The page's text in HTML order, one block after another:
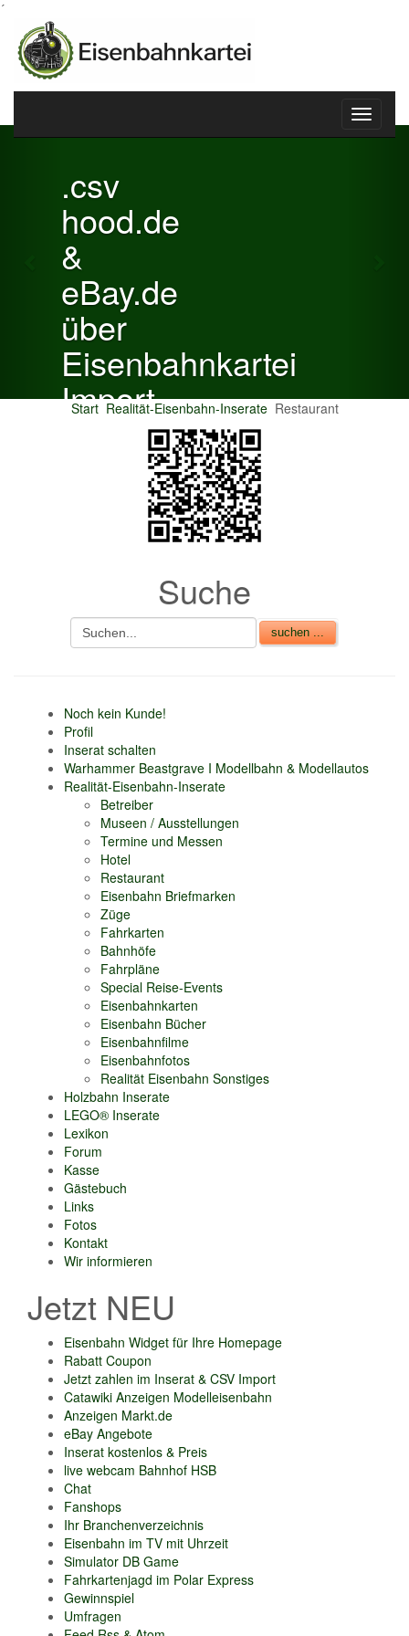
´
Toggle
.csv
hood.de
&
eBay.de
über
Eisenbahnkartei
Import
Verkaufsbetrag an
Gebühren je Inserat
CSV Import
Previous
Start Realität-Eisenbahn-Inserate Restaurant
Suche
Noch kein Kunde!
Profil
Inserat schalten
Warhammer Beastgrave I Modellbahn & Modellautos
Realität-Eisenbahn-Inserate
Betreiber
Museen / Ausstellungen
Termine und Messen
Hotel
Restaurant
Eisenbahn Briefmarken
Züge
Fahrkarten
Bahnhöfe
Fahrpläne
Special Reise-Events
Eisenbahnkarten
Eisenbahn Bücher
Eisenbahnfilme
Eisenbahnfotos
Realität Eisenbahn Sonstiges
Holzbahn Inserate
LEGO® Inserate
Lexikon
Forum
Kasse
Gästebuch
Links
Fotos
Kontakt
Wir informieren
Jetzt NEU
Eisenbahn Widget für Ihre Homepage
Rabatt Coupon
Jetzt zahlen im Inserat & CSV Import
Catawiki Anzeigen Modelleisenbahn
Anzeigen Markt.de
eBay Angebote
Inserat kostenlos & Preis
live webcam Bahnhof HSB
Chat
Fanshops
Ihr Branchenverzeichnis
Eisenbahn im TV mit Uhrzeit
Simulator DB Game
Fahrkartenjagd im Polar Express
Gewinnspiel
Umfragen